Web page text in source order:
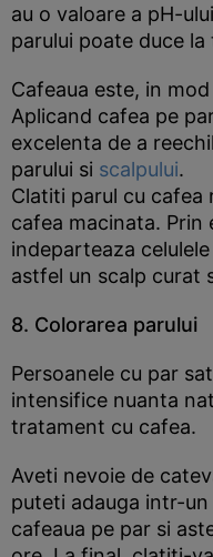
au o valoare a pH-
parului poate duce la
Cafeaua este, in
Aplicand cafea pe
excelenta de a
parului si scalpului.
Clatiti parul cu cafea
cafea macinata. Prin
indeparteaza
astfel un scalp curat
8. Colorarea parului
Persoanele cu par
intensifice nuanta
tratament cu cafea.
Aveti nevoie de
puteti adauga intr-
cafeaua pe par si